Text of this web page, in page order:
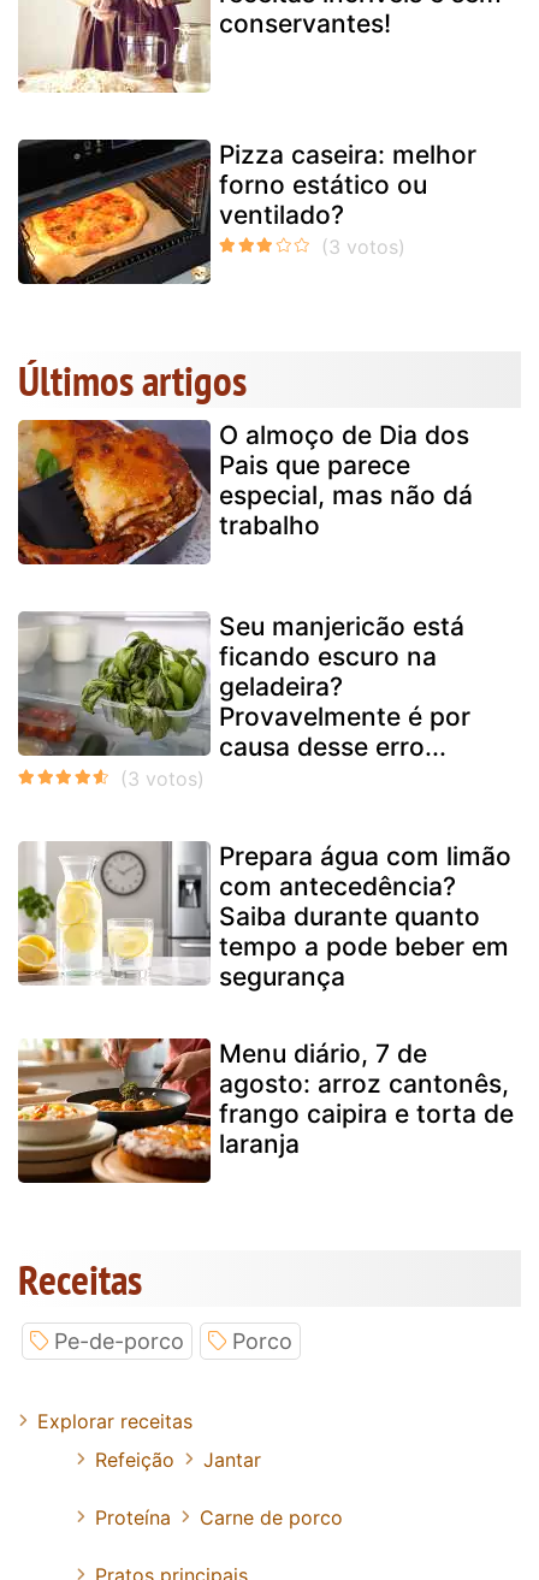
conservantes!
Pizza caseira: melhor
forno estático ou
ventilado?
Últimos artigos
O almoço de Dia dos
Pais que parece
especial, mas não dá
trabalho
Seu manjericão está
ficando escuro na
geladeira?
Provavelmente é por
causa desse erro...
Prepara água com limão
com antecedência?
Saiba durante quanto
tempo a pode beber em
segurança
Menu diário, 7 de
agosto: arroz cantonês,
frango caipira e torta de
laranja
Receitas
Pe-de-porco Porco
Explorar receitas
Refeição
Jantar
Proteína Carne de porco
Pratos principais